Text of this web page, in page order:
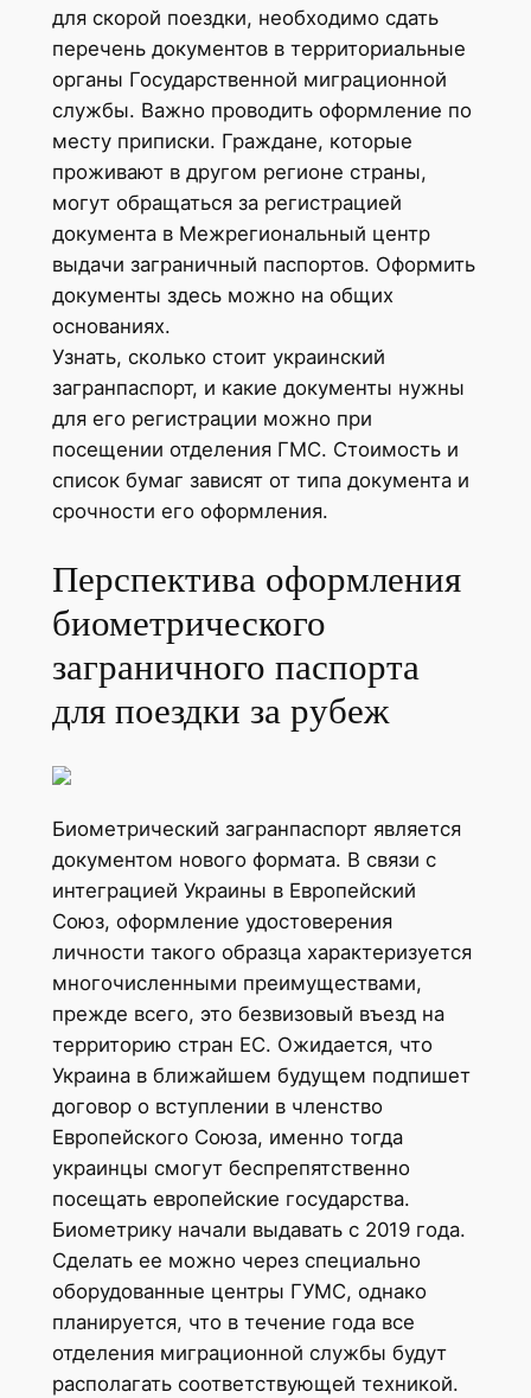
для скорой поездки, необходимо сдать
перечень документов в территориальные
органы Государственной миграционной
службы. Важно проводить оформление по
месту приписки. Граждане, которые
проживают в другом регионе страны,
могут обращаться за регистрацией
документа в Межрегиональный центр
выдачи заграничный паспортов. Оформить
документы здесь можно на общих
основаниях.
Узнать, сколько стоит украинский
загранпаспорт, и какие документы нужны
для его регистрации можно при
посещении отделения ГМС. Стоимость и
список бумаг зависят от типа документа и
срочности его оформления.
Перспектива оформления
биометрического
заграничного паспорта
для поездки за рубеж
Биометрический загранпаспорт является
документом нового формата. В связи с
интеграцией Украины в Европейский
Союз, оформление удостоверения
личности такого образца характеризуется
многочисленными преимуществами,
прежде всего, это безвизовый въезд на
территорию стран ЕС. Ожидается, что
Украина в ближайшем будущем подпишет
договор о вступлении в членство
Европейского Союза, именно тогда
украинцы смогут беспрепятственно
посещать европейские государства.
Биометрику начали выдавать с 2019 года.
Сделать ее можно через специально
оборудованные центры ГУМС, однако
планируется, что в течение года все
отделения миграционной службы будут
располагать соответствующей техникой.